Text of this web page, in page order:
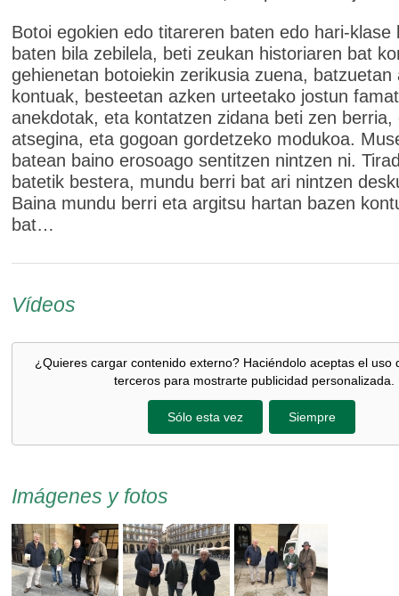
Botoi egokien edo titareren baten edo hari-klase
baten bila zebilela, beti zeukan historiaren bat
gehienetan botoiekin zerikusia zuena, batzuetan
kontuak, besteetan azken urteetako jostun
anekdotak, eta kontatzen zidana beti zen berria,
atsegina, eta gogoan gordetzeko modukoa.
batean baino erosoago sentitzen nintzen ni.
batetik bestera, mundu berri bat ari nintzen
Baina mundu berri eta argitsu hartan bazen
bat…
Vídeos
¿Quieres cargar contenido externo? Haciéndolo aceptas el uso
terceros para mostrarte publicidad personalizada.
Sólo esta vez Siempre
Imágenes y fotos